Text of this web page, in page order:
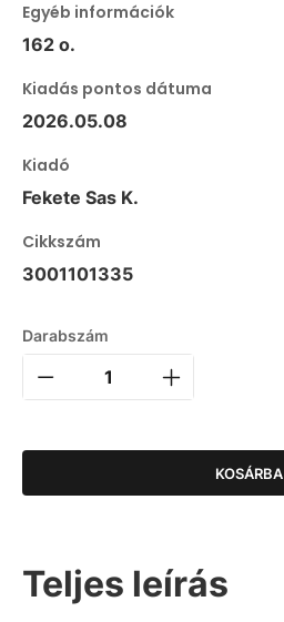
Egyéb információk
162 o.
Kiadás pontos dátuma
2026.05.08
Kiadó
Fekete Sas K.
Cikkszám
3001101335
Darabszám
KOSÁRBA
Teljes leírás